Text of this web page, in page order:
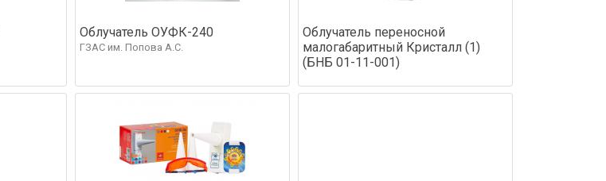
Облучатель ОУФК-240
ГЗАС им. Попова А.С.
Облучатель переносной
малогабаритный Кристалл (1)
(БНБ 01-11-001)